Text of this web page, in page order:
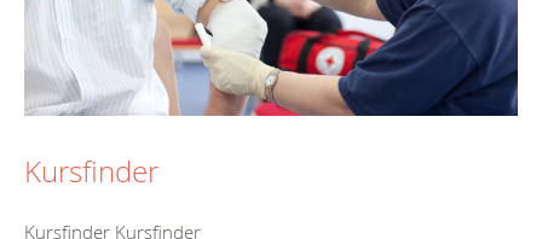
Kursfinder
Kursfinder Kursfinder